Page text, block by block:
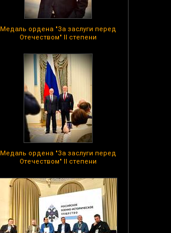
Медаль ордена "За заслуги перед
Отечеством" II степени
Медаль ордена "За заслуги перед
Отечеством" II степени